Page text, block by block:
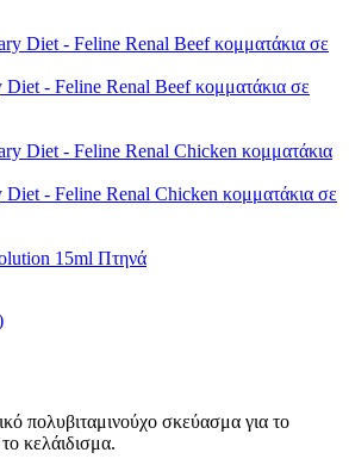
- Feline Renal Beef κομματάκια σε
- Feline Renal Chicken κομματάκια σε
πολυβιταμινούχο σκεύασμα για το
κελάιδισμα.